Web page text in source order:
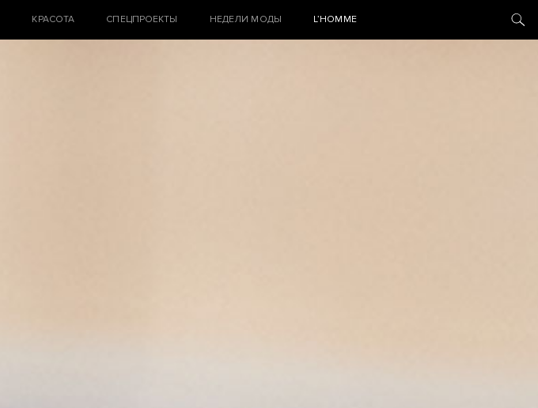
КРАСОТА СПЕЦПРОЕКТЫ НЕДЕЛИ МОДЫ L’HOMME